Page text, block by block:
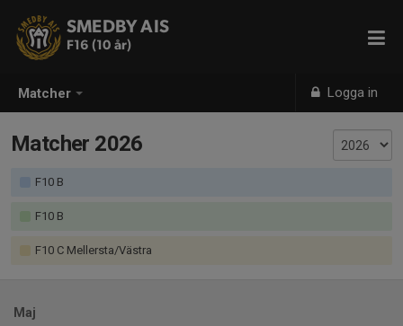
Matcher Logga in
SMEDBY AIS
F16 (10 år)
Matcher 2026
F10 B
F10 B
F10 C Mellersta/Västra
Maj